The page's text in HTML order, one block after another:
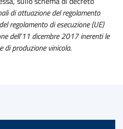
di attuazione del regolamento
regolamento di esecuzione (UE)
dell’11 dicembre 2017 inerenti le
di produzione vinicola.